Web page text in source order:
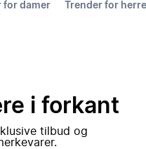
for damer Trender for
i forkant
tilbud og